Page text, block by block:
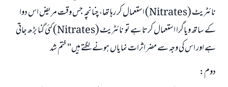
نائٹریٹ (Nitrates) استعمال کر رہا تھا، چنانچہ جس وقت مریض اس دوا
کے ساتھ ویاگرا استعمال کرتا ہے تو نائٹریٹ (Nitrates) کئی گنا بڑھ جاتی
ہے اور اس کی وجہ سے مضر اثرات نمایاں ہونے لگتے ہیں" ختم شد
دوم: